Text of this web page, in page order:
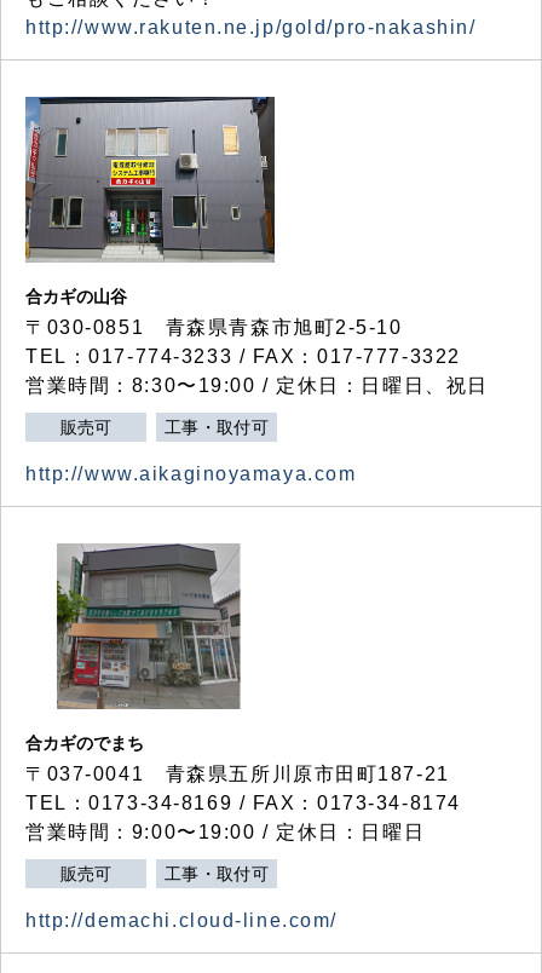
http://www.rakuten.ne.jp/gold/pro-nakashin/
合カギの山谷
〒030-0851 青森県青森市旭町2-5-10
TEL：017-774-3233 / FAX：017-777-3322
営業時間：8:30〜19:00 / 定休日：日曜日、祝日
販売可 工事・取付可
http://www.aikaginoyamaya.com
合カギのでまち
〒037-0041 青森県五所川原市田町187-21
TEL：0173-34-8169 / FAX：0173-34-8174
営業時間：9:00〜19:00 / 定休日：日曜日
販売可 工事・取付可
http://demachi.cloud-line.com/